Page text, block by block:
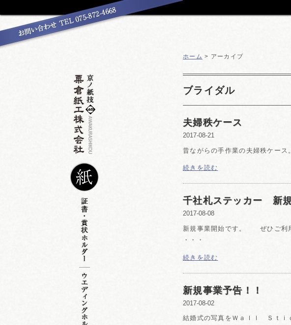
ホーム > アーカイブ
ブライダル
夫婦秩ケース
2017-08-21
昔ながらの手作業の夫婦秩ケース
続きを読む
千社札ステッカー 新規
2017-08-08
新規事業開始です。 ぜひご利用
・・・
続きを読む
新規事業予告！！
2017-08-02
結婚式の写真をＷａｌｌ Ｓｔｉ